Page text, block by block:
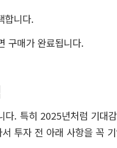
합니다.
구매가 완료됩니다.
다. 특히 2025년처럼 기대
투자 전 아래 사항을 꼭